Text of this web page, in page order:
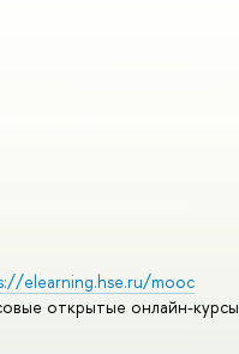
elearning.hse.ru/mooc
открытые онлайн-курсы